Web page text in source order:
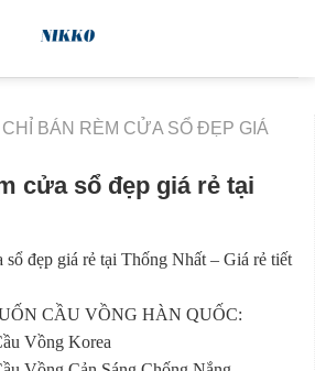
BÁN RÈM CỬA SỔ ĐẸP GIÁ
cửa sổ đẹp giá rẻ tại
đẹp giá rẻ tại Thống Nhất – Giá rẻ tiết
CẦU VỒNG HÀN QUỐC:
Vồng Korea